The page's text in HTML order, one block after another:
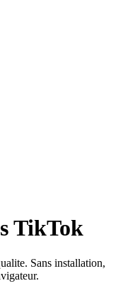
TikTok
Sans installation,